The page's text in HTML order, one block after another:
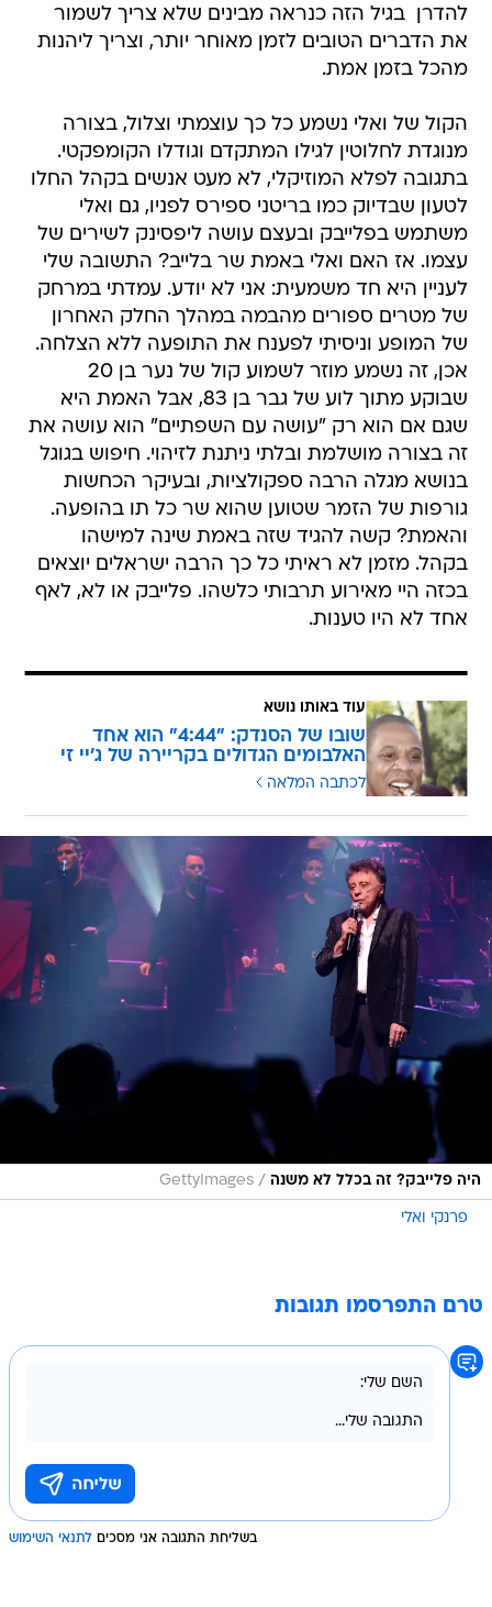
להדרן  בגיל הזה כנראה מבינים שלא צריך לשמור
את הדברים הטובים לזמן מאוחר יותר, וצריך ליהנות
מהכל בזמן אמת.
הקול של ואלי נשמע כל כך עוצמתי וצלול, בצורה
מנוגדת לחלוטין לגילו המתקדם וגודלו הקומפקטי.
בתגובה לפלא המוזיקלי, לא מעט אנשים בקהל החלו
לטעון שבדיוק כמו בריטני ספירס לפניו, גם ואלי
משתמש בפלייבק ובעצם עושה ליפסינק לשירים של
עצמו. אז האם ואלי באמת שר בלייב? התשובה שלי
לעניין היא חד משמעית: אני לא יודע. עמדתי במרחק
של מטרים ספורים מהבמה במהלך החלק האחרון
של המופע וניסיתי לפענח את התופעה ללא הצלחה.
אכן, זה נשמע מוזר לשמוע קול של נער בן 20
שבוקע מתוך לוע של גבר בן 83, אבל האמת היא
שגם אם הוא רק "עושה עם השפתיים" הוא עושה את
זה בצורה מושלמת ובלתי ניתנת לזיהוי. חיפוש בגוגל
בנושא מגלה הרבה ספקולציות, ובעיקר הכחשות
גורפות של הזמר שטוען שהוא שר כל תו בהופעה.
והאמת? קשה להגיד שזה באמת שינה למישהו
בקהל. מזמן לא ראיתי כל כך הרבה ישראלים יוצאים
בכזה היי מאירוע תרבותי כלשהו. פלייבק או לא, לאף
אחד לא היו טענות.
עוד באותו נושא
שובו של הסנדק: "4:44" הוא אחד
האלבומים הגדולים בקריירה של ג'יי זי
לכתבה המלאה
היה פלייבק? זה בכלל לא משנה /
GettyImages
פרנקי ואלי
טרם התפרסמו תגובות
בשליחת התגובה אני מסכים לתנאי השימוש